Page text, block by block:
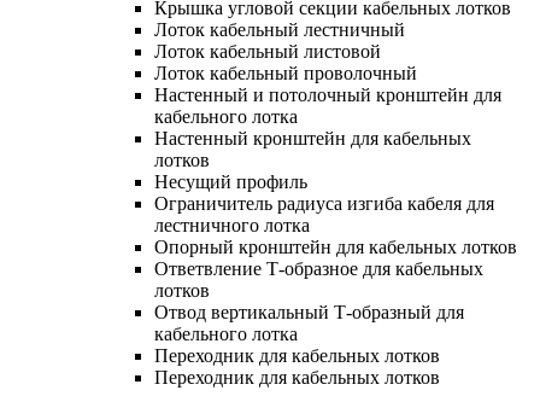
Крышка угловой секции кабельных лотков
Лоток кабельный лестничный
Лоток кабельный листовой
Лоток кабельный проволочный
Настенный и потолочный кронштейн для
кабельного лотка
Настенный кронштейн для кабельных
лотков
Несущий профиль
Ограничитель радиуса изгиба кабеля для
лестничного лотка
Опорный кронштейн для кабельных лотков
Ответвление Т-образное для кабельных
лотков
Отвод вертикальный Т-образный для
кабельного лотка
Переходник для кабельных лотков
Переходник для кабельных лотков